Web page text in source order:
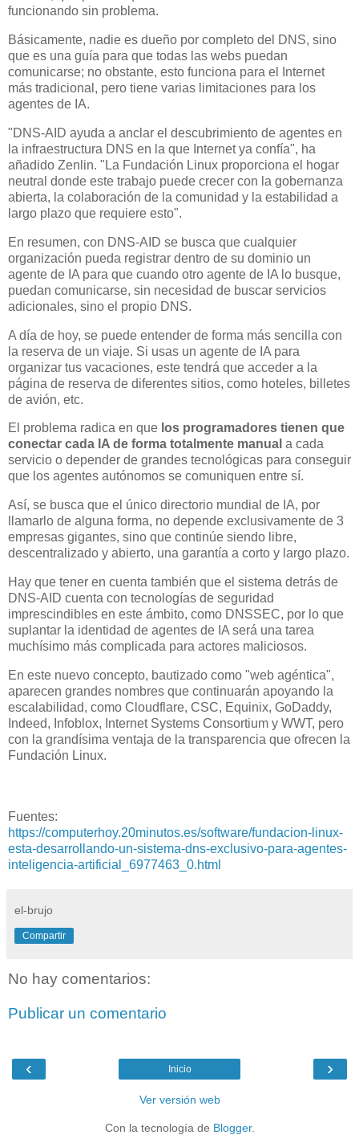
funcionando sin problema.
Básicamente, nadie es dueño por completo del DNS, sino
que es una guía para que todas las webs puedan
comunicarse; no obstante, esto funciona para el Internet
más tradicional, pero tiene varias limitaciones para los
agentes de IA.
"DNS-AID ayuda a anclar el descubrimiento de agentes en
la infraestructura DNS en la que Internet ya confía", ha
añadido Zenlin. "La Fundación Linux proporciona el hogar
neutral donde este trabajo puede crecer con la gobernanza
abierta, la colaboración de la comunidad y la estabilidad a
largo plazo que requiere esto".
En resumen, con DNS-AID se busca que cualquier
organización pueda registrar dentro de su dominio un
agente de IA para que cuando otro agente de IA lo busque,
puedan comunicarse, sin necesidad de buscar servicios
adicionales, sino el propio DNS.
A día de hoy, se puede entender de forma más sencilla con
la reserva de un viaje. Si usas un agente de IA para
organizar tus vacaciones, este tendrá que acceder a la
página de reserva de diferentes sitios, como hoteles, billetes
de avión, etc.
El problema radica en que los programadores tienen que
conectar cada IA de forma totalmente manual a cada
servicio o depender de grandes tecnológicas para conseguir
que los agentes autónomos se comuniquen entre sí.
Así, se busca que el único directorio mundial de IA, por
llamarlo de alguna forma, no depende exclusivamente de 3
empresas gigantes, sino que continúe siendo libre,
descentralizado y abierto, una garantía a corto y largo plazo.
Hay que tener en cuenta también que el sistema detrás de
DNS-AID cuenta con tecnologías de seguridad
imprescindibles en este ámbito, como DNSSEC, por lo que
suplantar la identidad de agentes de IA será una tarea
muchísimo más complicada para actores maliciosos.
En este nuevo concepto, bautizado como "web agéntica",
aparecen grandes nombres que continuarán apoyando la
escalabilidad, como Cloudflare, CSC, Equinix, GoDaddy,
Indeed, Infoblox, Internet Systems Consortium y WWT, pero
con la grandísima ventaja de la transparencia que ofrecen la
Fundación Linux.
Fuentes:
https://computerhoy.20minutos.es/software/fundacion-linux-
esta-desarrollando-un-sistema-dns-exclusivo-para-agentes-
inteligencia-artificial_6977463_0.html
el-brujo
Compartir
No hay comentarios:
Publicar un comentario
‹ ›
Inicio
Ver versión web
Con la tecnología de Blogger.